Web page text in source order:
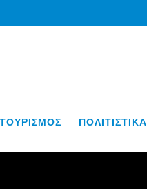
ΤΟΥΡΙΣΜΟΣ ΠΟΛΙΤΙΣΤΙΚΑ